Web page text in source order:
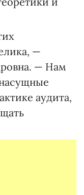
—
— Нам
аудита,